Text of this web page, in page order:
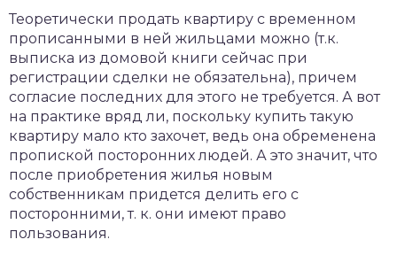
Теоретически продать квартиру с временном
прописанными в ней жильцами можно (т.к.
выписка из домовой книги сейчас при
регистрации сделки не обязательна), причем
согласие последних для этого не требуется. А вот
на практике вряд ли, поскольку купить такую
квартиру мало кто захочет, ведь она обременена
пропиской посторонних людей. А это значит, что
после приобретения жилья новым
собственникам придется делить его с
посторонними, т. к. они имеют право
пользования.